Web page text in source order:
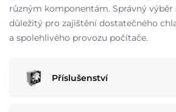
různým komponentám. Správný výběr
důležitý pro zajištění dostatečného
a spolehlivého provozu počítače.
Příslušenství